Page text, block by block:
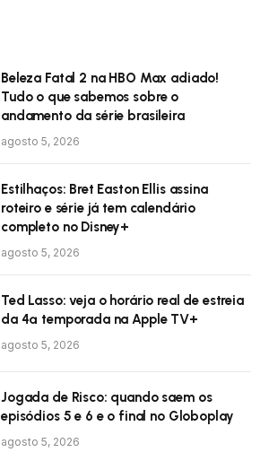
Beleza Fatal 2 na HBO Max adiado!
Tudo o que sabemos sobre o
andamento da série brasileira
agosto 5, 2026
Estilhaços: Bret Easton Ellis assina
roteiro e série já tem calendário
completo no Disney+
agosto 5, 2026
Ted Lasso: veja o horário real de estreia
da 4ª temporada na Apple TV+
agosto 5, 2026
Jogada de Risco: quando saem os
episódios 5 e 6 e o final no Globoplay
agosto 5, 2026